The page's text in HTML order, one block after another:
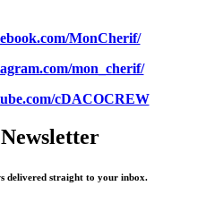
MonCherif/
mon_cherif/
cDACOCREW
delivered straight to your inbox.